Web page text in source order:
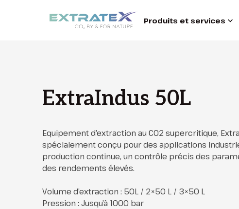
Produits et services
ExtraIndus 50L
Equipement d’extraction au CO2 supercritique,
spécialement conçu pour des applications
production continue, un contrôle précis des
des rendements élevés.
Volume d’extraction : 50L / 2×50 L / 3×50 L
Pression : Jusqu’à 1000 bar